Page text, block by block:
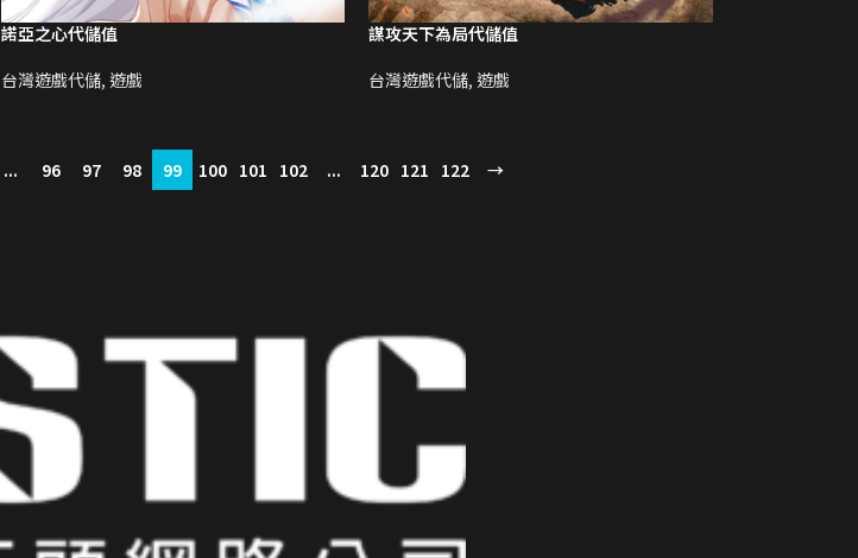
諾亞之心代儲值
台灣遊戲代儲, 遊戲
謀攻天下為局代儲值
台灣遊戲代儲, 遊戲
... 96 97 98 99 100 101 102 ... 120 121 122 →